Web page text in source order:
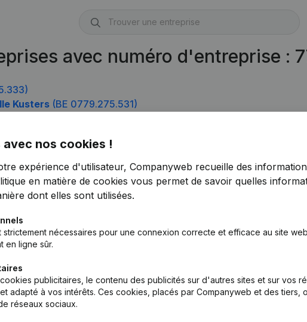
avec numéro d'entreprise :
Kusters (BE 0779.275.531)
nos cookies !
expérience d'utilisateur, Companyweb recueille des
en matière de cookies vous permet de savoir quelles
dont elles sont utilisées.
strictement nécessaires pour une connexion correcte et efficace au site
en ligne sûr.
publicitaires, le contenu des publicités sur d'autres sites et sur vos
adapté à vos intérêts. Ces cookies, placés par Companyweb et des tiers,
réseaux sociaux.